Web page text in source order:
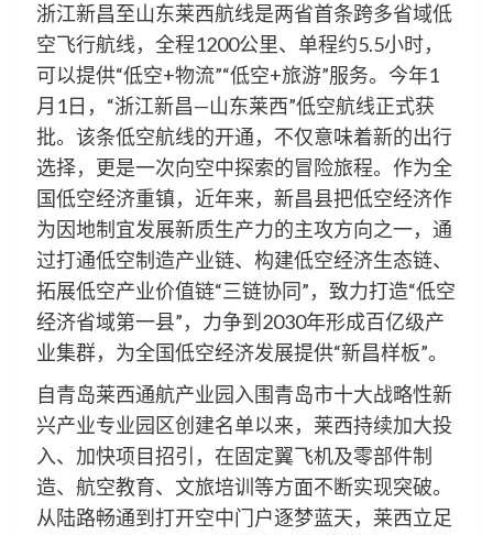
浙江新昌至山东莱西航线是两省首条跨多省域低
空飞行航线，全程1200公里、单程约5.5小时，
可以提供“低空+物流”“低空+旅游”服务。今年1
月1日，“浙江新昌—山东莱西”低空航线正式获
批。该条低空航线的开通，不仅意味着新的出行
选择，更是一次向空中探索的冒险旅程。作为全
国低空经济重镇，近年来，新昌县把低空经济作
为因地制宜发展新质生产力的主攻方向之一，通
过打通低空制造产业链、构建低空经济生态链、
拓展低空产业价值链“三链协同”，致力打造“低空
经济省域第一县”，力争到2030年形成百亿级产
业集群，为全国低空经济发展提供“新昌样板”。
自青岛莱西通航产业园入围青岛市十大战略性新
兴产业专业园区创建名单以来，莱西持续加大投
入、加快项目招引，在固定翼飞机及零部件制
造、航空教育、文旅培训等方面不断实现突破。
从陆路畅通到打开空中门户逐梦蓝天，莱西立足